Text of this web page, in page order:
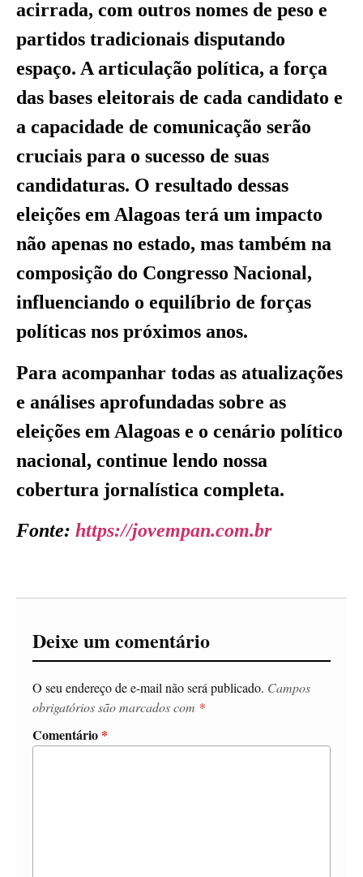
acirrada, com outros nomes de peso e
partidos tradicionais disputando
espaço. A articulação política, a força
das bases eleitorais de cada candidato e
a capacidade de comunicação serão
cruciais para o sucesso de suas
candidaturas. O resultado dessas
eleições em Alagoas terá um impacto
não apenas no estado, mas também na
composição do Congresso Nacional,
influenciando o equilíbrio de forças
políticas nos próximos anos.
Para acompanhar todas as atualizações
e análises aprofundadas sobre as
eleições em Alagoas e o cenário político
nacional, continue lendo nossa
cobertura jornalística completa.
Fonte: https://jovempan.com.br
Deixe um comentário
O seu endereço de e-mail não será publicado. Campos
obrigatórios são marcados com *
Comentário *